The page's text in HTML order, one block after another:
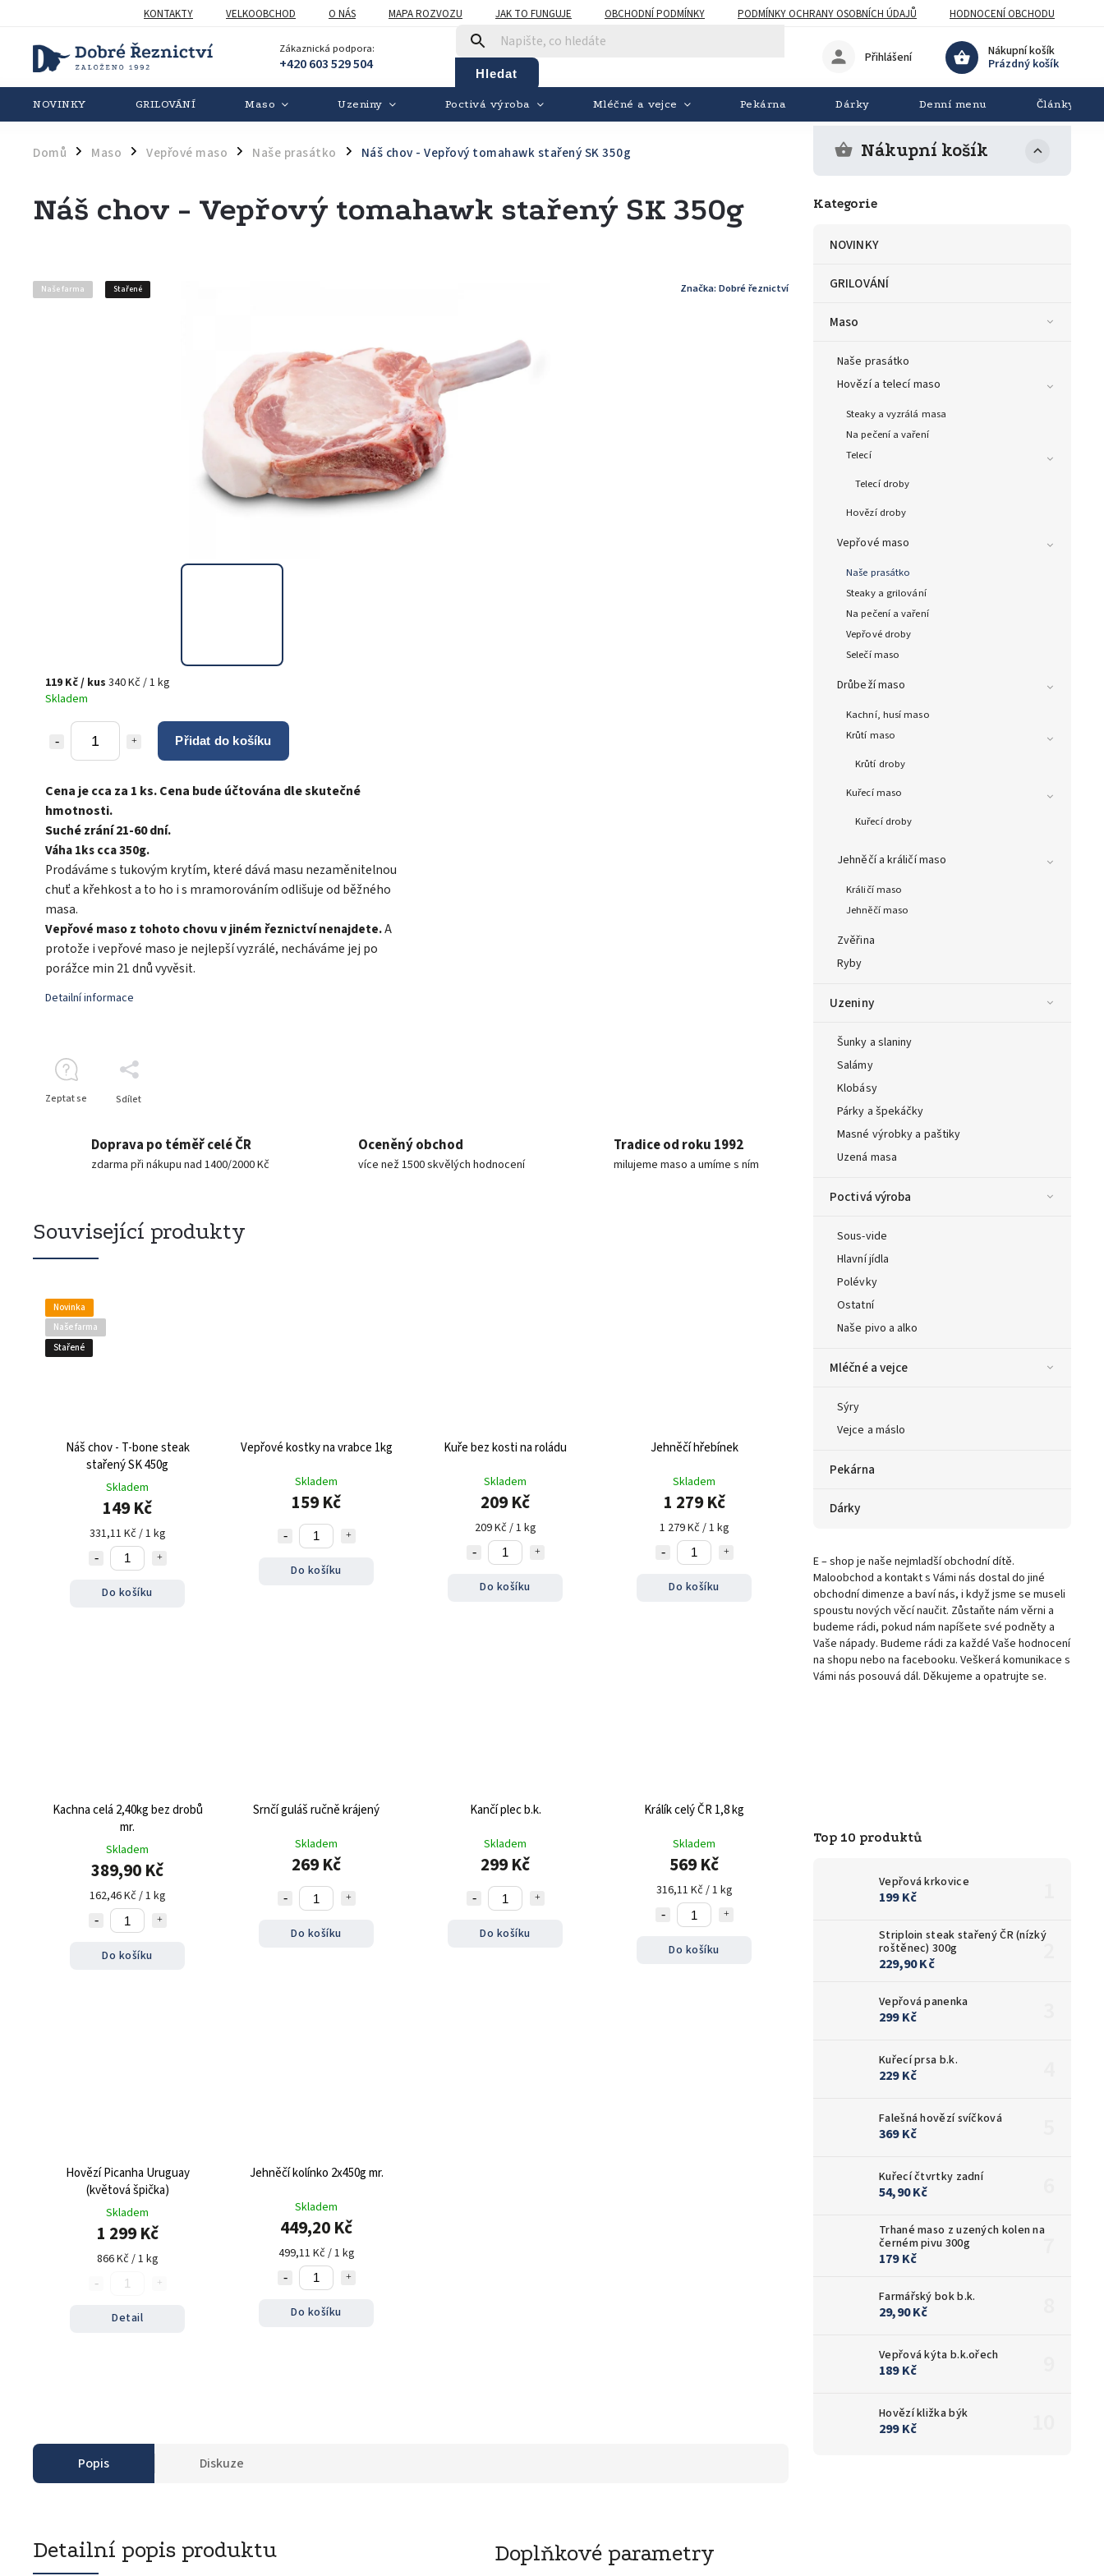
KONTAKTY VELKOOBCHOD O NÁS MAPA ROZVOZU JAK TO FUNGUJE OBCHODNÍ PODMÍNKY PODMÍNKY OCHRANY OSOBNÍCH ÚDAJŮ HODNOCENÍ OBCHODU
Zákaznická podpora:
+420 603 529 504 Hledat
Nákupní košík
Prázdný košík
Přihlášení
NOVINKY GRILOVÁNÍ Maso Uzeniny Poctivá výroba Mléčné a vejce Pekárna Dárky Denní menu Články
Domů / Maso / Vepřové maso / Naše prasátko / Náš chov - Vepřový tomahawk stařený SK 350g Nákupní košík
Kategorie
NOVINKY
GRILOVÁNÍ
Maso
Naše prasátko
Hovězí a telecí maso
Steaky a vyzrálá masa
Na pečení a vaření
Telecí
Telecí droby
Hovězí droby
Vepřové maso
Naše prasátko
Steaky a grilování
Na pečení a vaření
Vepřové droby
Selečí maso
Drůbeží maso
Kachní, husí maso
Krůtí maso
Krůtí droby
Kuřecí maso
Kuřecí droby
Jehněčí a králičí maso
Králičí maso
Jehněčí maso
Zvěřina
Ryby
Uzeniny
Šunky a slaniny
Salámy
Klobásy
Párky a špekáčky
Masné výrobky a paštiky
Uzená masa
Poctivá výroba
Sous-vide
Hlavní jídla
Polévky
Ostatní
Naše pivo a alko
Mléčné a vejce
Sýry
Vejce a máslo
Pekárna
Dárky
E – shop je naše nejmladší obchodní dítě.
Maloobchod a kontakt s Vámi nás dostal do jiné
obchodní dimenze a baví nás, i když jsme se museli
spoustu nových věcí naučit. Zůstaňte nám věrni a
budeme rádi, pokud nám napíšete své podněty a
Vaše nápady. Budeme rádi za každé Vaše hodnocení
na shopu nebo na facebooku. Veškerá komunikace s
Vámi nás posouvá dál. Děkujeme a opatrujte se.
Top 10 produktů
Vepřová krkovice
199 Kč
Striploin steak stařený ČR (nízký
roštěnec) 300g
229,90 Kč
Vepřová panenka
299 Kč
Kuřecí prsa b.k.
229 Kč
Falešná hovězí svíčková
369 Kč
Kuřecí čtvrtky zadní
54,90 Kč
Trhané maso z uzených kolen na
černém pivu 300g
179 Kč
Farmářský bok b.k.
29,90 Kč
Vepřová kýta b.k.ořech
189 Kč
Hovězí kližka býk
299 Kč
Náš chov - Vepřový tomahawk stařený SK 350g
Naše farma Stařené Značka: Dobré řeznictví
119 Kč/ kus 340 Kč / 1 kg
Skladem
Přidat do košíku
Cena je cca za 1 ks. Cena bude účtována dle skutečné
hmotnosti.
Suché zrání 21-60 dní.
Váha 1ks cca 350g.
Prodáváme s tukovým krytím, které dává masu nezaměnitelnou
chuť a křehkost a to ho i s mramorováním odlišuje od běžného
masa.
Vepřové maso z tohoto chovu v jiném řeznictví nenajdete.A
protože i vepřové maso je nejlepší vyzrálé, necháváme jej po
porážce min 21 dnů vyvěsit.
Detailní informace
Zeptat se Sdílet
Doprava po téměř celé ČR
zdarma při nákupu nad 1400/2000 Kč
Oceněný obchod
více než 1500 skvělých hodnocení
Tradice od roku 1992
milujeme maso a umíme s ním
Související produkty
Novinka
Naše farma
Stařené
Náš chov - T-bone steak
stařený SK 450g
Skladem
149 Kč
331,11 Kč / 1 kg
Do košíku
Vepřové kostky na vrabce 1kg
Skladem
159 Kč
Do košíku
Kuře bez kosti na roládu
Skladem
209 Kč
209 Kč / 1 kg
Do košíku
Jehněčí hřebínek
Skladem
1 279 Kč
1 279 Kč / 1 kg
Do košíku
Kachna celá 2,40kg bez drobů
mr.
Skladem
389,90 Kč
162,46 Kč / 1 kg
Do košíku
Srnčí guláš ručně krájený
Skladem
269 Kč
Do košíku
Kančí plec b.k.
Skladem
299 Kč
Do košíku
Králík celý ČR 1,8 kg
Skladem
569 Kč
316,11 Kč / 1 kg
Do košíku
Hovězí Picanha Uruguay
(květová špička)
Skladem
1 299 Kč
866 Kč / 1 kg
Detail
Jehněčí kolínko 2x450g mr.
Skladem
449,20 Kč
499,11 Kč / 1 kg
Do košíku
Popis Diskuze
Detailní popis produktu Doplňkové parametry